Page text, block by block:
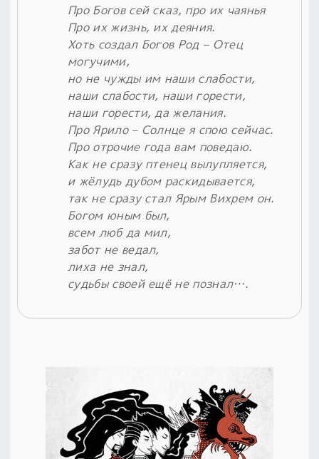
Про Богов сей сказ, про их чаянья
Про их жизнь, их деяния.
Хоть создал Богов Род – Отец
могучими,
но не чужды им наши слабости,
наши слабости, наши горести,
наши горести, да желания.
Про Ярило – Солнце я спою сейчас.
Про отрочие года вам поведаю.
Как не сразу птенец вылупляется,
и жёлудь дубом раскидывается,
так не сразу стал Ярым Вихрем он.
Богом юным был,
всем люб да мил,
забот не ведал,
лиха не знал,
судьбы своей ещё не познал….